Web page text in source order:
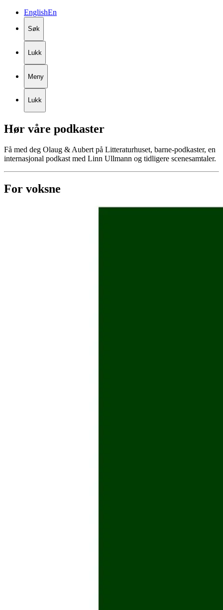
EnglishEn
Søk
Lukk
Meny
Lukk
Hør våre podkaster
Få med deg Olaug & Aubert på Litteraturhuset, barne-podkaster, en
internasjonal podkast med Linn Ullmann og tidligere scenesamtaler.
For voksne